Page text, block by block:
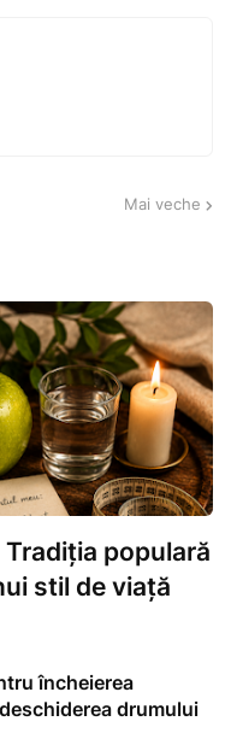
Mai veche
populară
stil de viață
încheierea
drumului